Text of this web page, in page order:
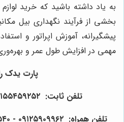
به یاد داشته باشید که خرید
بخشی از فرآیند نگهداری بیل
پیشگیرانه، آموزش اپراتور و
مهمی در افزایش طول عمر و
پارت یدک
تلفن ثابت: ۰۲۱۵۵۴۵۹۲۵۲ - ۰۲۱۵۵۴۵۹۲۴۱
تلفن همراه: ۰۹۱۲۵۹۰۹۹۶۲ - ۰۹۱۲۵۱۲۱۵۴۰‌‌‌ - ۰۹۱۲۶۹۳۱۶۶۷